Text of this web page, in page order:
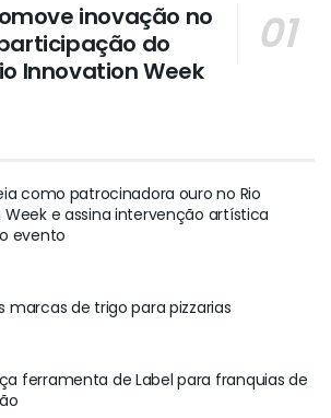
inovação no
do
Innovation Week
como patrocinadora ouro no Rio
e assina intervenção artística
evento
marcas de trigo para pizzarias
ferramenta de Label para franquias de